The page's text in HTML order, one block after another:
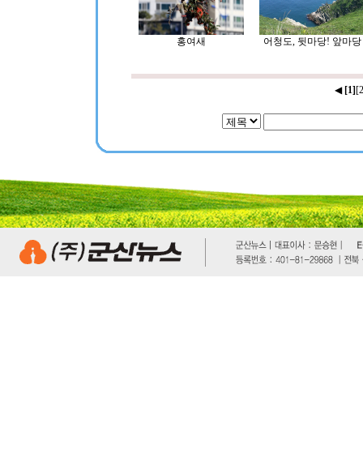
홍여새 어청도, 뒷마당! 앞마당
◀ [1]